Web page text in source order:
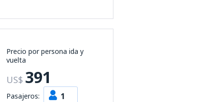
Precio por persona ida y
vuelta
US$ 391
Pasajeros: 1